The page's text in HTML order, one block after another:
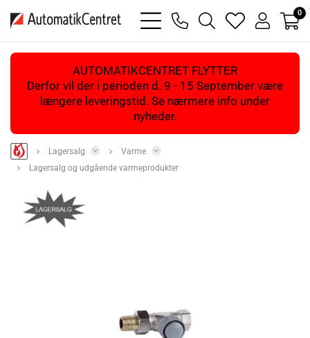
bars
light
phone
magnifying
glass
heart
light
user
light
0
AUTOMATIKCENTRET FLYTTER
Derfor vil der i perioden d. 9 - 15 September være
længere leveringstid. Se nærmere info under
nyheder.
Lagersalg
Varme
Lagersalg og udgående varmeprodukter